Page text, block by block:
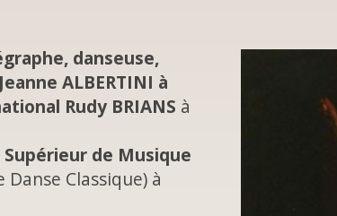
danseuse,
ALBERTINI à
Rudy BRIANS à
de Musique
Classique) à